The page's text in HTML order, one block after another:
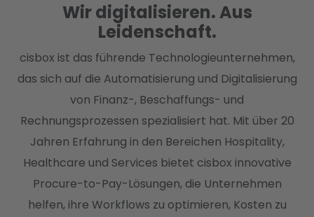
Wir digitalisieren. Aus
Leidenschaft.
cisbox ist das führende Technologieunternehmen,
das sich auf die Automatisierung und Digitalisierung
von Finanz-, Beschaffungs- und
Rechnungsprozessen spezialisiert hat. Mit über 20
Jahren Erfahrung in den Bereichen Hospitality,
Healthcare und Services bietet cisbox innovative
Procure-to-Pay-Lösungen, die Unternehmen
helfen, ihre Workflows zu optimieren, Kosten zu